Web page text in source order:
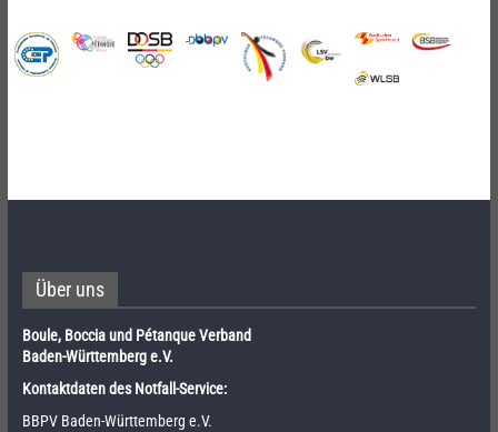
Über uns
Boule, Boccia und Pétanque Verband
Baden-Württemberg e.V.
Kontaktdaten des Notfall-Service:
BBPV Baden-Württemberg e.V.